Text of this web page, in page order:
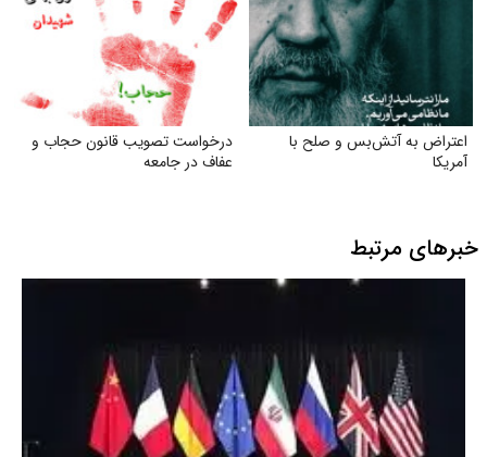
اعتراض به آتش‌بس و صلح با
آمریکا
درخواست تصویب قانون حجاب و
عفاف در جامعه
خبرهای مرتبط